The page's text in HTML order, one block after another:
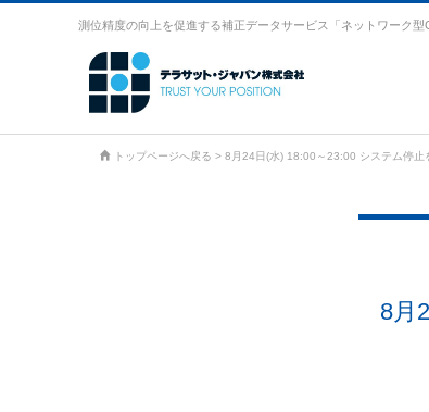
測位精度の向上を促進する補正データサービス「ネットワーク型
トップページへ戻る > 8月24日(水) 18:00～23:00 システム停止
8月